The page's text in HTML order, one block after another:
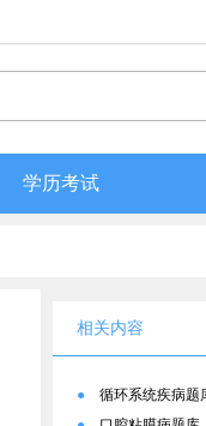
学历考试
相关内容
●
循环系统疾病题